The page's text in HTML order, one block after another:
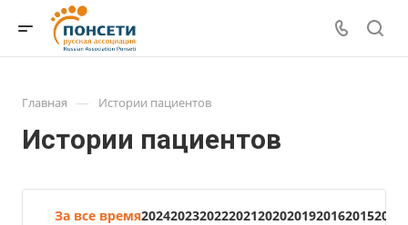
Главная — Истории пациентов
Истории пациентов
За все время202420232022202120202019201620152014